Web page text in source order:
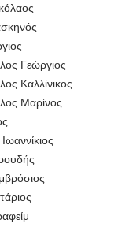
Γεώργιος
Καλλίνικος
Μαρίνος